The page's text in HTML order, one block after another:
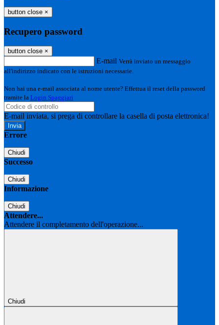
button close ×
Recupero password
button close ×
E-mail Verrà inviato un messaggio
all'indirizzo indicato con le istruzioni necessarie.
Non hai una e-mail associata al nome utente? Effettua il reset della password
tramite la Login Spaggiari
E-mail inviata, si prega di controllare la casella di posta elettronica!
Errore
Chiudi
Successo
Chiudi
Informazione
Chiudi
Attendere...
Attendere il completamento dell'operazione...
Chiudi